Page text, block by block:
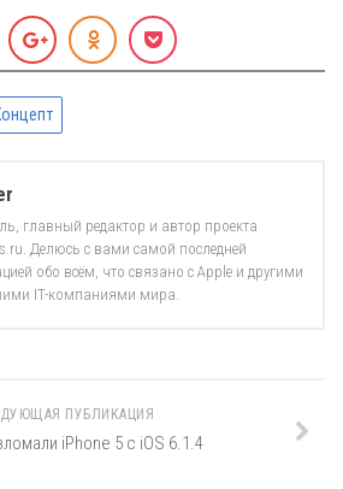
главный редактор и автор проекта
Делюсь с вами самой последней
обо всём, что связано с Apple и другими
IT-компаниями мира.
ПУБЛИКАЦИЯ
iPhone 5 с iOS 6.1.4